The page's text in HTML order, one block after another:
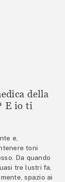
della
E io ti
e,
toni
Da quando
tre lustri fa,
spazio ai